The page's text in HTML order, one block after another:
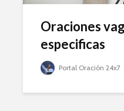
Oraciones
especificas
Portal Oración 24x7